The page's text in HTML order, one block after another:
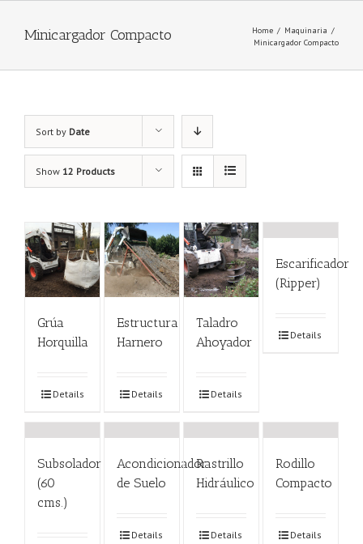
Minicargador Compacto Home / Maquinaria /
Minicargador Compacto
Sort by Date
Show 12 Products
Grúa
Horquilla
Details
Estructura
Harnero
Details
Taladro
Ahoyador
Details
Escarificador
(Ripper)
Details
Subsolador
(60
cms.)
Acondicionador
de Suelo
Details
Rastrillo
Hidráulico
Details
Rodillo
Compacto
Details